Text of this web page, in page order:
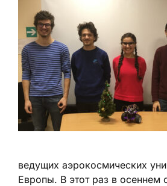
ведущих аэрокосмических
Европы. В этот раз в осеннем